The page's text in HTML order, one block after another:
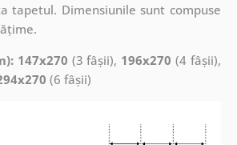
tapetul. Dimensiunile sunt compuse
147x270 (3 fâșii), 196x270 (4 fâșii),
(6 fâșii)